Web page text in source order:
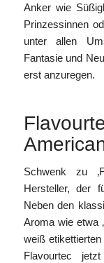
Anker wie
Prinzessinnen
unter allen
Fantasie und
erst anzuregen.
Schwenk zu
Hersteller, der
Neben den
Aroma wie etwa
weiß
Flavourtec